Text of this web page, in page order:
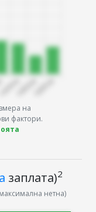
на
фактори.
заплата)2
нетна)